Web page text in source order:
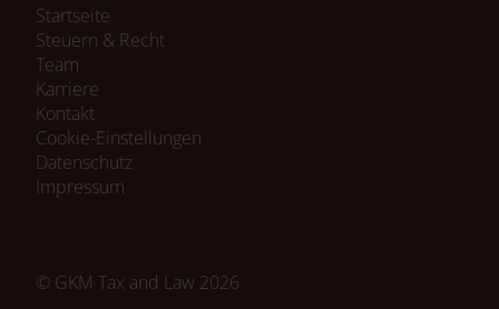
Navigation
überspringen
Startseite
Steuern & Recht
Team
Karriere
Kontakt
Cookie-Einstellungen
Navigation
überspringen
Datenschutz
Impressum
© GKM Tax and Law 2026